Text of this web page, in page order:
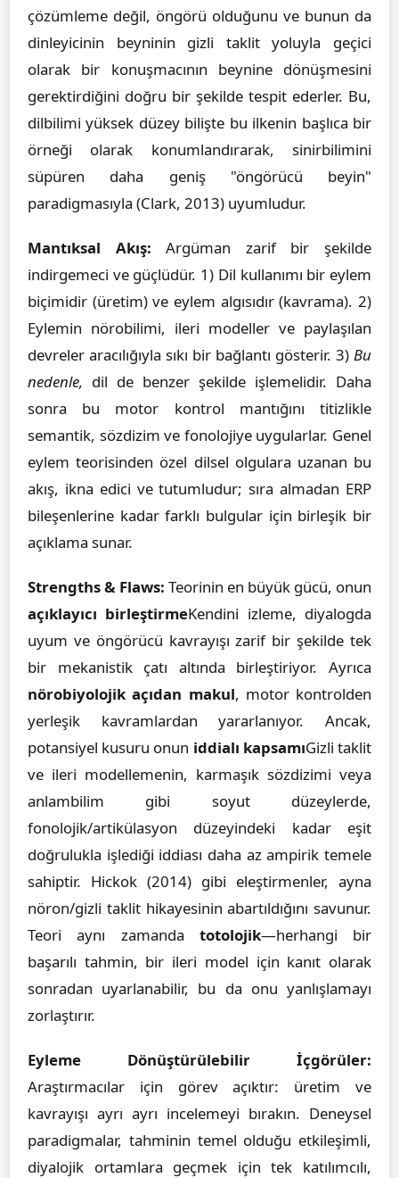
çözümleme değil, öngörü olduğunu ve bunun da
dinleyicinin beyninin gizli taklit yoluyla geçici
olarak bir konuşmacının beynine dönüşmesini
gerektirdiğini doğru bir şekilde tespit ederler. Bu,
dilbilimi yüksek düzey bilişte bu ilkenin başlıca bir
örneği olarak konumlandırarak, sinirbilimini
süpüren daha geniş "öngörücü beyin"
paradigmasıyla (Clark, 2013) uyumludur.
Mantıksal Akış: Argüman zarif bir şekilde
indirgemeci ve güçlüdür. 1) Dil kullanımı bir eylem
biçimidir (üretim) ve eylem algısıdır (kavrama). 2)
Eylemin nörobilimi, ileri modeller ve paylaşılan
devreler aracılığıyla sıkı bir bağlantı gösterir. 3) Bu
nedenle, dil de benzer şekilde işlemelidir. Daha
sonra bu motor kontrol mantığını titizlikle
semantik, sözdizim ve fonolojiye uygularlar. Genel
eylem teorisinden özel dilsel olgulara uzanan bu
akış, ikna edici ve tutumludur; sıra almadan ERP
bileşenlerine kadar farklı bulgular için birleşik bir
açıklama sunar.
Strengths & Flaws: Teorinin en büyük gücü, onun
açıklayıcı birleştirmeKendini izleme, diyalogda
uyum ve öngörücü kavrayışı zarif bir şekilde tek
bir mekanistik çatı altında birleştiriyor. Ayrıca
nörobiyolojik açıdan makul, motor kontrolden
yerleşik kavramlardan yararlanıyor. Ancak,
potansiyel kusuru onun iddialı kapsamıGizli taklit
ve ileri modellemenin, karmaşık sözdizimi veya
anlambilim gibi soyut düzeylerde,
fonolojik/artikülasyon düzeyindeki kadar eşit
doğrulukla işlediği iddiası daha az ampirik temele
sahiptir. Hickok (2014) gibi eleştirmenler, ayna
nöron/gizli taklit hikayesinin abartıldığını savunur.
Teori aynı zamanda totolojik—herhangi bir
başarılı tahmin, bir ileri model için kanıt olarak
sonradan uyarlanabilir, bu da onu yanlışlamayı
zorlaştırır.
Eyleme Dönüştürülebilir İçgörüler:
Araştırmacılar için görev açıktır: üretim ve
kavrayışı ayrı ayrı incelemeyi bırakın. Deneysel
paradigmalar, tahminin temel olduğu etkileşimli,
diyalojik ortamlara geçmek için tek katılımcılı,